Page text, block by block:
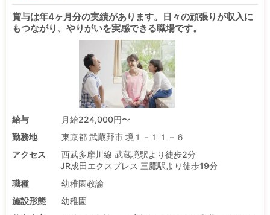
賞与は年4ヶ月分の実績があります。日々の頑張りが収入に
もつながり、やりがいを実感できる職場です。
給与
月給224,000円〜
勤務地
東京都 武蔵野市 境１－１１－６
アクセス
西武多摩川線 武蔵境駅より徒歩2分
JR成田エクスプレス 三鷹駅より徒歩19分
職種
幼稚園教諭
施設形態
幼稚園